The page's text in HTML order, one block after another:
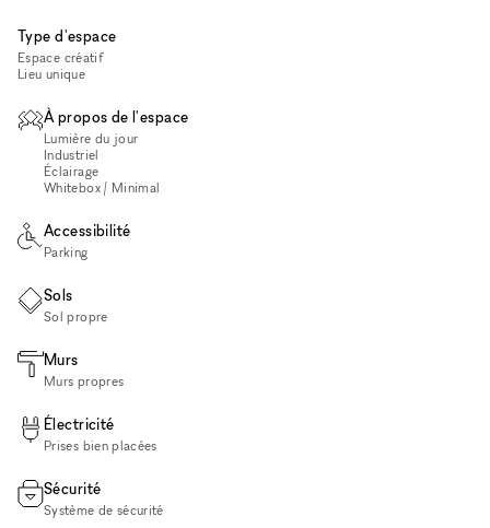
Type d'espace
Espace créatif
Lieu unique
À propos de l'espace
Lumière du jour
Industriel
Éclairage
Whitebox / Minimal
Accessibilité
Parking
Sols
Sol propre
Murs
Murs propres
Électricité
Prises bien placées
Sécurité
Système de sécurité